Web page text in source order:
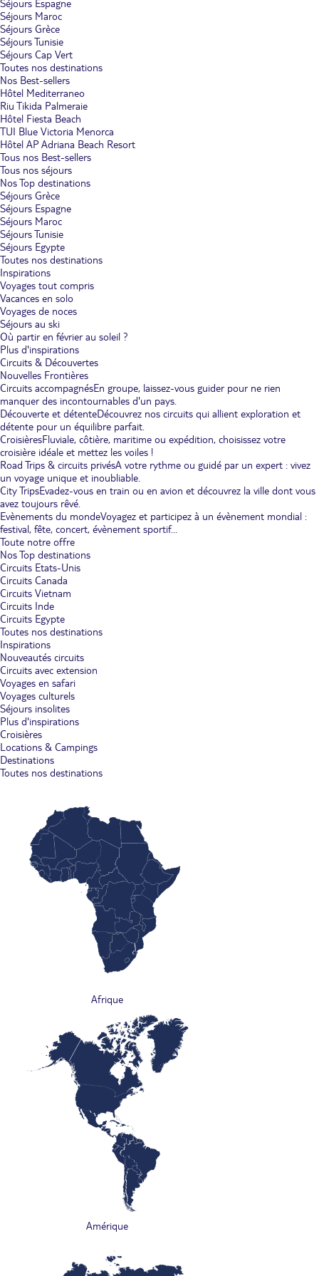
Séjours Espagne
Séjours Maroc
Séjours Grèce
Séjours Tunisie
Séjours Cap Vert
Toutes nos destinations
Nos Best-sellers
Hôtel Mediterraneo
Riu Tikida Palmeraie
Hôtel Fiesta Beach
TUI Blue Victoria Menorca
Hôtel AP Adriana Beach Resort
Tous nos Best-sellers
Tous nos séjours
Nos Top destinations
Séjours Grèce
Séjours Espagne
Séjours Maroc
Séjours Tunisie
Séjours Egypte
Toutes nos destinations
Inspirations
Voyages tout compris
Vacances en solo
Voyages de noces
Séjours au ski
Où partir en février au soleil ?
Plus d'inspirations
Circuits & Découvertes
Nouvelles Frontières
Circuits accompagnésEn groupe, laissez-vous guider pour ne rien
manquer des incontournables d'un pays.
Découverte et détenteDécouvrez nos circuits qui allient exploration et
détente pour un équilibre parfait.
CroisièresFluviale, côtière, maritime ou expédition, choisissez votre
croisière idéale et mettez les voiles !
Road Trips & circuits privésA votre rythme ou guidé par un expert : vivez
un voyage unique et inoubliable.
City TripsEvadez-vous en train ou en avion et découvrez la ville dont vous
avez toujours rêvé.
Evènements du mondeVoyagez et participez à un évènement mondial :
festival, fête, concert, évènement sportif...
Toute notre offre
Nos Top destinations
Circuits Etats-Unis
Circuits Canada
Circuits Vietnam
Circuits Inde
Circuits Egypte
Toutes nos destinations
Inspirations
Nouveautés circuits
Circuits avec extension
Voyages en safari
Voyages culturels
Séjours insolites
Plus d'inspirations
Croisières
Locations & Campings
Destinations
Toutes nos destinations
Afrique
Amérique